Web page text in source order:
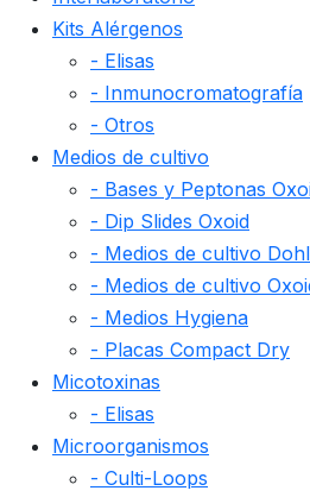
Kits Alérgenos
- Elisas
- Inmunocromatografía
- Otros
Medios de cultivo
- Bases y Peptonas
- Dip Slides Oxoid
- Medios de cultivo
- Medios de cultivo
- Medios Hygiena
- Placas Compact Dry
Micotoxinas
- Elisas
Microorganismos
- Culti-Loops